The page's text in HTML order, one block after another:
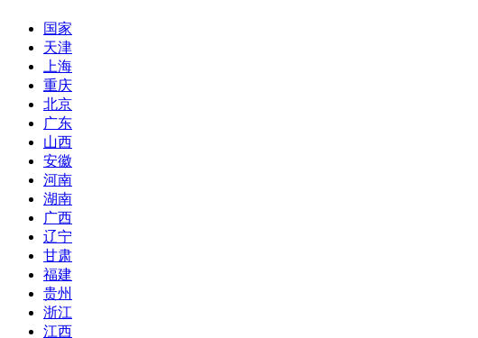
国家
天津
上海
重庆
北京
广东
山西
安徽
河南
湖南
广西
辽宁
甘肃
福建
贵州
浙江
江西